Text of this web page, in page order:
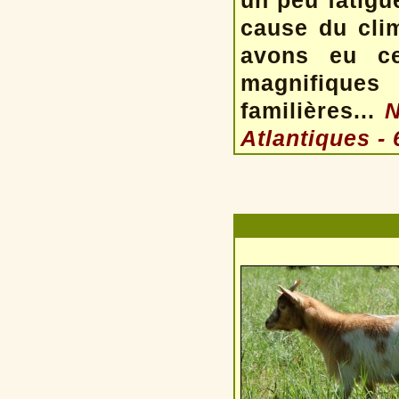
cause du
avons eu
familières...
Atlantiques -